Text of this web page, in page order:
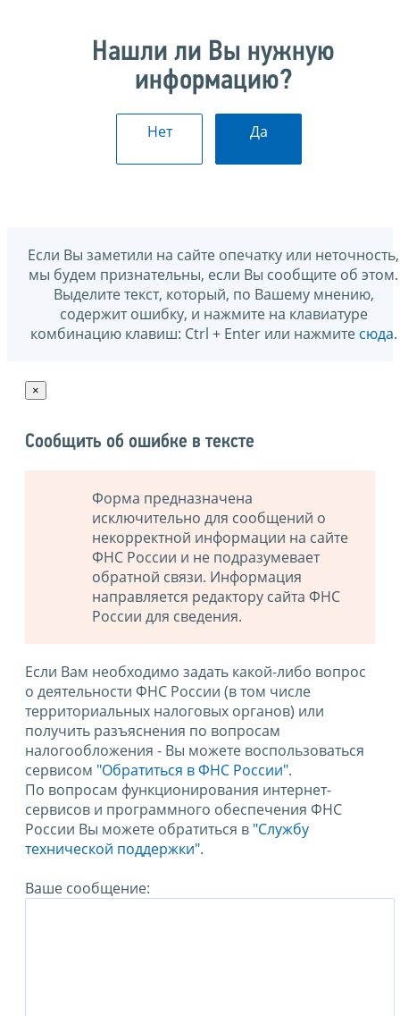
Нашли ли Вы нужную
информацию?
Нет Да
Если Вы заметили на сайте опечатку или неточность,
мы будем признательны, если Вы сообщите об этом.
Выделите текст, который, по Вашему мнению,
содержит ошибку, и нажмите на клавиатуре
комбинацию клавиш: Ctrl + Enter или нажмите сюда.
×
Сообщить об ошибке в тексте
Форма предназначена
исключительно для сообщений о
некорректной информации на сайте
ФНС России и не подразумевает
обратной связи. Информация
направляется редактору сайта ФНС
России для сведения.
Если Вам необходимо задать какой-либо вопрос
о деятельности ФНС России (в том числе
территориальных налоговых органов) или
получить разъяснения по вопросам
налогообложения - Вы можете воспользоваться
сервисом "Обратиться в ФНС России".
По вопросам функционирования интернет-
сервисов и программного обеспечения ФНС
России Вы можете обратиться в "Службу
технической поддержки".
Ваше сообщение: